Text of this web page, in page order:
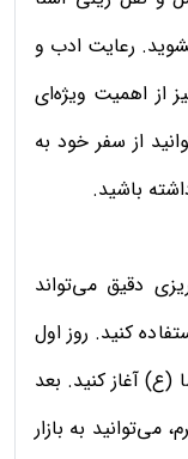
رعایت ادب و
از اهمیت ویژه‌ای
از سفر خود به
باشید.
دقیق می‌تواند
کنید. روز اول
(ع) آغاز کنید. بعد
به بازار